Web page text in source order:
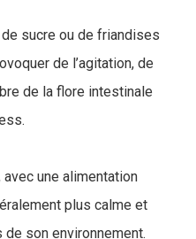
de sucre ou de friandises
de l’agitation, de
de la flore intestinale
avec une alimentation
plus calme et
son environnement.